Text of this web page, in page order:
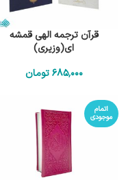
قرآن ترجمه الهی قمشه
ای(وزیری)
685٬000 تومان
اتمام
موجودی